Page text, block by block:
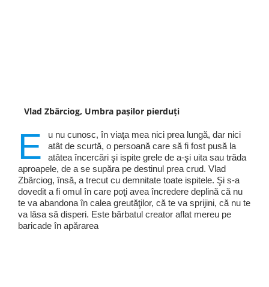
Vlad Zbârciog, Umbra pașilor pierduți
E
u nu cunosc, în viaţa mea nici prea lungă, dar nici
atât de scurtă, o persoană care să fi fost pusă la
atâtea încercări şi ispite grele de a-şi uita sau trăda
aproapele, de a se supăra pe destinul prea crud. Vlad
Zbârciog, însă, a trecut cu demnitate toate ispitele. Şi s-a
dovedit a fi omul în care poţi avea încredere deplină că nu
te va abandona în calea greutăţilor, că te va sprijini, că nu te
va lăsa să disperi. Este bărbatul creator aflat mereu pe
baricade în apărarea